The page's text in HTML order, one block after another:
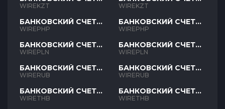
KZT
WIREKZT
БАНКОВСКИЙ СЧЕТ
PHP
WIREPHP
БАНКОВСКИЙ СЧЕТ
PLN
WIREPLN
БАНКОВСКИЙ СЧЕТ
RUB
WIRERUB
БАНКОВСКИЙ СЧЕТ
THB
WIRETHB
KZT
WIREKZT
БАНКОВСКИЙ СЧЕТ
PHP
WIREPHP
БАНКОВСКИЙ СЧЕТ
PLN
WIREPLN
БАНКОВСКИЙ СЧЕТ
RUB
WIRERUB
БАНКОВСКИЙ СЧЕТ
THB
WIRETHB